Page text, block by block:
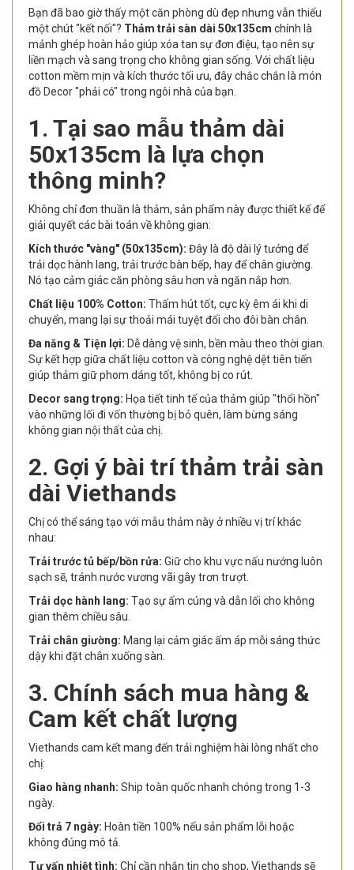
Bạn đã bao giờ thấy một căn phòng dù đẹp nhưng vẫn thiếu
một chút "kết nối"? Thảm trải sàn dài 50x135cm chính là
mảnh ghép hoàn hảo giúp xóa tan sự đơn điệu, tạo nên sự
liền mạch và sang trọng cho không gian sống. Với chất liệu
cotton mềm mịn và kích thước tối ưu, đây chắc chắn là món
đồ Decor "phải có" trong ngôi nhà của bạn.
1. Tại sao mẫu thảm dài
50x135cm là lựa chọn
thông minh?
Không chỉ đơn thuần là thảm, sản phẩm này được thiết kế để
giải quyết các bài toán về không gian:
Kích thước "vàng" (50x135cm): Đây là độ dài lý tưởng để
trải dọc hành lang, trải trước bàn bếp, hay để chân giường.
Nó tạo cảm giác căn phòng sâu hơn và ngăn nắp hơn.
Chất liệu 100% Cotton: Thấm hút tốt, cực kỳ êm ái khi di
chuyển, mang lại sự thoải mái tuyệt đối cho đôi bàn chân.
Đa năng & Tiện lợi: Dễ dàng vệ sinh, bền màu theo thời gian.
Sự kết hợp giữa chất liệu cotton và công nghệ dệt tiên tiến
giúp thảm giữ phom dáng tốt, không bị co rút.
Decor sang trọng: Họa tiết tinh tế của thảm giúp "thổi hồn"
vào những lối đi vốn thường bị bỏ quên, làm bừng sáng
không gian nội thất của chị.
2. Gợi ý bài trí thảm trải sàn
dài Viethands
Chị có thể sáng tạo với mẫu thảm này ở nhiều vị trí khác
nhau:
Trải trước tủ bếp/bồn rửa: Giữ cho khu vực nấu nướng luôn
sạch sẽ, tránh nước vương vãi gây trơn trượt.
Trải dọc hành lang: Tạo sự ấm cúng và dẫn lối cho không
gian thêm chiều sâu.
Trải chân giường: Mang lại cảm giác ấm áp mỗi sáng thức
dậy khi đặt chân xuống sàn.
3. Chính sách mua hàng &
Cam kết chất lượng
Viethands cam kết mang đến trải nghiệm hài lòng nhất cho
chị:
Giao hàng nhanh: Ship toàn quốc nhanh chóng trong 1-3
ngày.
Đổi trả 7 ngày: Hoàn tiền 100% nếu sản phẩm lỗi hoặc
không đúng mô tả.
Tư vấn nhiệt tình: Chỉ cần nhắn tin cho shop, Viethands sẽ